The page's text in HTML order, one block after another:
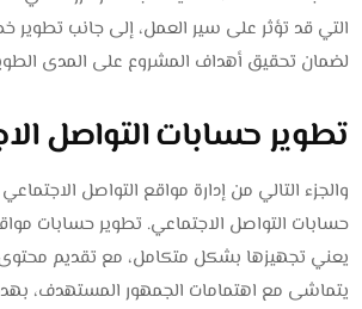
التي قد تؤثر على سير العمل، إلى جانب
لضمان تحقيق أهداف المشروع على المدى
تطوير حسابات التواصل
حسابات التواصل الاجتماعي. تطوير حسابات
يعني تجهيزها بشكل متكامل، مع تقديم
يتماشى مع اهتمامات الجمهور المستهدف،